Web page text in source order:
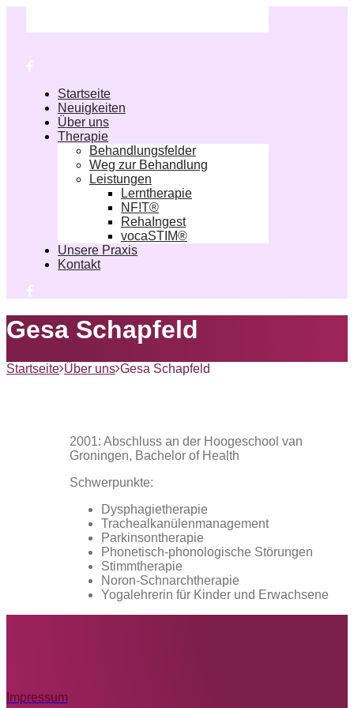
Startseite
Neuigkeiten
Über uns
Therapie
Behandlungsfelder
Weg zur Behandlung
Leistungen
Lerntherapie
NF!T®
RehaIngest
vocaSTIM®
Unsere Praxis
Kontakt
Gesa Schapfeld
Startseite Über uns Gesa Schapfeld
2001: Abschluss an der Hoogeschool van
Groningen, Bachelor of Health
Schwerpunkte:
Dysphagietherapie
Trachealkanülenmanagement
Parkinsontherapie
Phonetisch-phonologische Störungen
Stimmtherapie
Noron-Schnarchtherapie
Yogalehrerin für Kinder und Erwachsene
Impressum